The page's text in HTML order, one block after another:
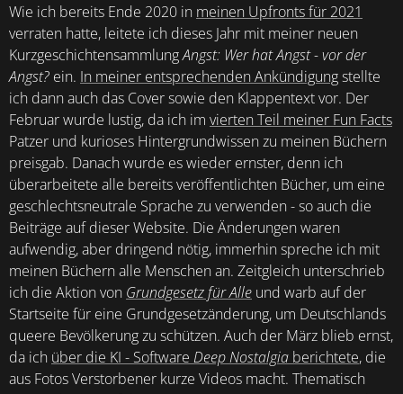
Wie ich bereits Ende 2020 in meinen Upfronts für 2021
verraten hatte, leitete ich dieses Jahr mit meiner neuen
KurzgeschichtensammlungAngst: Wer hat Angst - vor der
Angst? ein. In meiner entsprechenden Ankündigungstellte
ich dann auch das Cover sowie den Klappentext vor. Der
Februar wurde lustig, da ich im vierten Teil meiner Fun Facts
Patzer und kurioses Hintergrundwissen zu meinen Büchern
preisgab. Danach wurde es wieder ernster, denn ich
überarbeitete alle bereits veröffentlichten Bücher, um eine
geschlechtsneutrale Sprache zu verwenden - so auch die
Beiträge auf dieser Website. Die Änderungen waren
aufwendig, aber dringend nötig, immerhin spreche ich mit
meinen Büchern alle Menschen an. Zeitgleich unterschrieb
ich die Aktion von Grundgesetz für Alle und warb auf der
Startseite für eine Grundgesetzänderung, um Deutschlands
queere Bevölkerung zu schützen. Auch der März blieb ernst,
da ich über die KI - Software Deep Nostalgia berichtete, die
aus Fotos Verstorbener kurze Videos macht. Thematisch